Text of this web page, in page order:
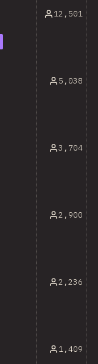
12,501
5,038
3,704
2,900
2,236
1,409